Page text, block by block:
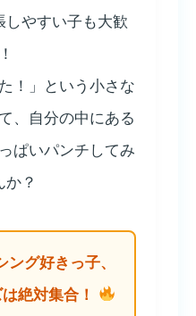
やすい子も大歓
！」という小さな
、自分の中にある
ぱいパンチしてみ
か？
グ好きっ子、
絶対集合！